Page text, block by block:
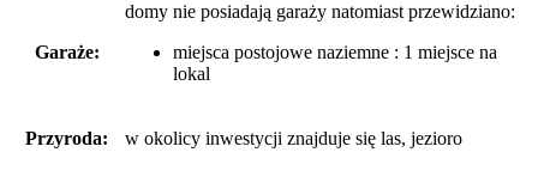
Garaże:
domy nie posiadają garaży natomiastprzewidziano:
miejsca postojowe naziemne : 1 miejsce na
lokal
Przyroda: w okolicy inwestycji znajduje się las, jezioro